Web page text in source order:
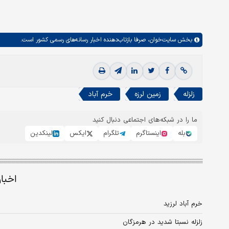
بخش سایت‌خوان، صرفا بازتاب‌دهنده اخبار رسانه‌های رسمی کشور است.
زلزله زمین لرزه خرم آباد
ما را در شبکه‌های اجتماعی دنبال کنید
بله
اینستاگرم تلگرام ایکس لینکدین
خرم آباد لرزید
زلزله نسبتا شدید در هرمزگان